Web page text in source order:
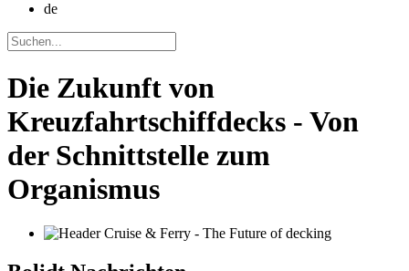
de
Die Zukunft von
Kreuzfahrtschiffdecks - Von
der Schnittstelle zum
Organismus